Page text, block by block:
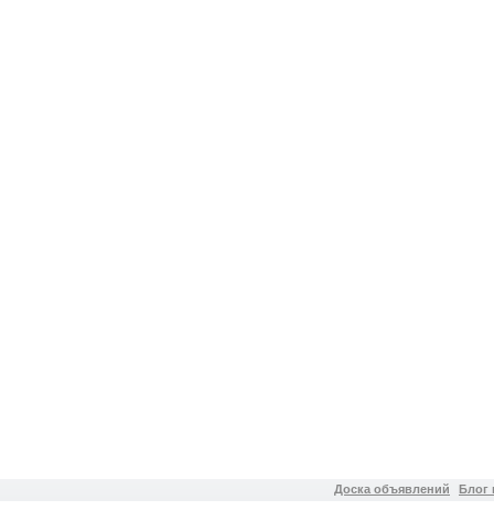
Доска объявлений Блог